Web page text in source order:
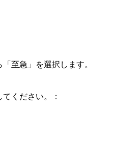
至急」を選択します。
てください。：